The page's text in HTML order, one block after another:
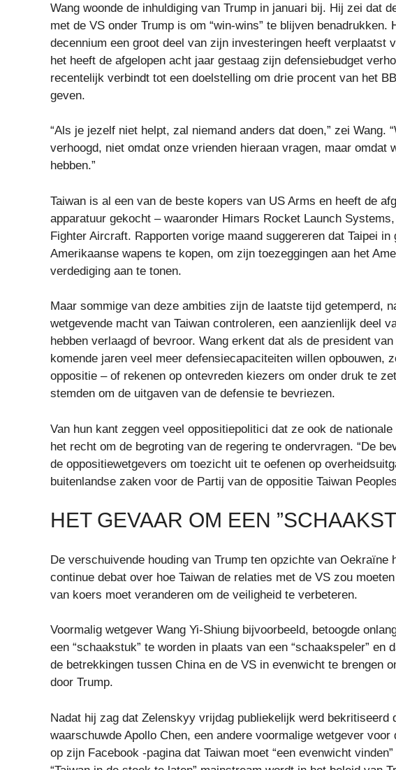
Wang woonde de inhuldiging van Trump in januari bij. Hij zei dat
met de VS onder Trump is om “win-wins” te blijven benadrukken.
decennium een ​​groot deel van zijn investeringen heeft verplaatst
het heeft de afgelopen acht jaar gestaag zijn defensiebudget
recentelijk verbindt tot een doelstelling om drie procent van het
geven.
“Als je jezelf niet helpt, zal niemand anders dat doen,” zei Wang.
verhoogd, niet omdat onze vrienden hieraan vragen, maar omdat
hebben.”
Taiwan is al een van de beste kopers van US Arms en heeft de
apparatuur gekocht – waaronder Himars Rocket Launch
Fighter Aircraft. Rapporten vorige maand suggereren dat Taipei
Amerikaanse wapens te kopen, om zijn toezeggingen aan het
verdediging aan te tonen.
Maar sommige van deze ambities zijn de laatste tijd getemperd,
wetgevende macht van Taiwan controleren, een aanzienlijk deel
hebben verlaagd of bevroor. Wang erkent dat als de president
komende jaren veel meer defensiecapaciteiten willen opbouwen,
oppositie – of rekenen op ontevreden kiezers om onder druk te
stemden om de uitgaven van de defensie te bevriezen.
Van hun kant zeggen veel oppositiepolitici dat ze ook de
het recht om de begroting van de regering te ondervragen. “De
de oppositiewetgevers om toezicht uit te oefenen op
buitenlandse zaken voor de Partij van de oppositie Taiwan
HET GEVAAR OM EEN
De verschuivende houding van Trump ten opzichte van Oekraïne
continue debat over hoe Taiwan de relaties met de VS zou
van koers moet veranderen om de veiligheid te verbeteren.
Voormalig wetgever Wang Yi-Shiung bijvoorbeeld, betoogde
een “schaakstuk” te worden in plaats van een “schaakspeler” en
de betrekkingen tussen China en de VS in evenwicht te brengen
door Trump.
Nadat hij zag dat Zelenskyy vrijdag publiekelijk werd bekritiseerd
waarschuwde Apollo Chen, een andere voormalige wetgever
op zijn Facebook -pagina dat Taiwan moet “een evenwicht